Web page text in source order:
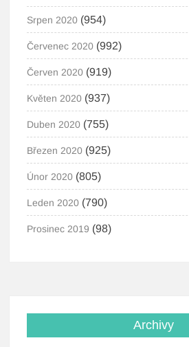
Srpen 2020 (954)
Červenec 2020 (992)
Červen 2020 (919)
Květen 2020 (937)
Duben 2020 (755)
Březen 2020 (925)
Únor 2020 (805)
Leden 2020 (790)
Prosinec 2019 (98)
Archivy